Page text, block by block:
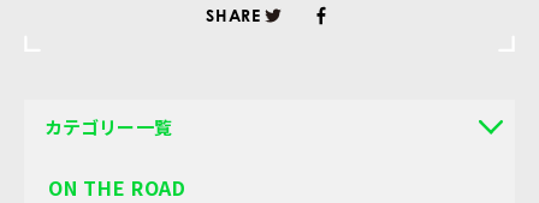
SHARE
カテゴリー一覧
ON THE ROAD